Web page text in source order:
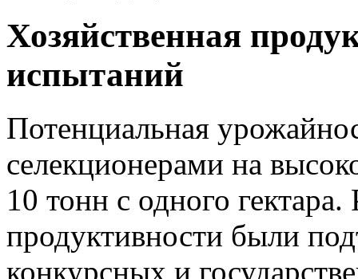
Хозяйственная
испытаний
Потенциальная
селекционерами на
10 тонн с одного гектара.
продуктивности были
конкурсных и